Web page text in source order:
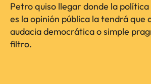
Petro quiso llegar donde la
es la opinión pública la tendrá que
audacia democrática o simple
filtro.